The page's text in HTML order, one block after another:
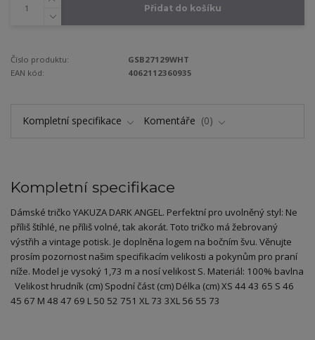
Přidat do košíku
Číslo produktu:
GSB27129WHT
EAN kód:
4062112360935
Kompletní specifikace Komentáře 0
Kompletní specifikace
Dámské tričko YAKUZA DARK ANGEL. Perfektní pro uvolněný styl: Ne
příliš štíhlé, ne příliš volné, tak akorát. Toto tričko má žebrovaný
výstřih a vintage potisk. Je doplněna logem na bočním švu. Věnujte
prosím pozornost našim specifikacím velikosti a pokynům pro praní
níže. Model je vysoký 1,73 m a nosí velikost S. Materiál: 100% bavlna
Velikost hrudník (cm) Spodní část (cm) Délka (cm) XS 44 43 65 S 46
45 67 M 48 47 69 L 50 52 751 XL 73 3XL 56 55 73